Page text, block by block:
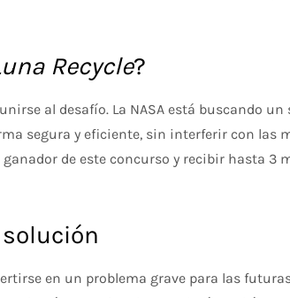
Recycle?
al desafío. La NASA está buscando un
segura y eficiente, sin interferir con las
de este concurso y recibir hasta 3
en un problema grave para las